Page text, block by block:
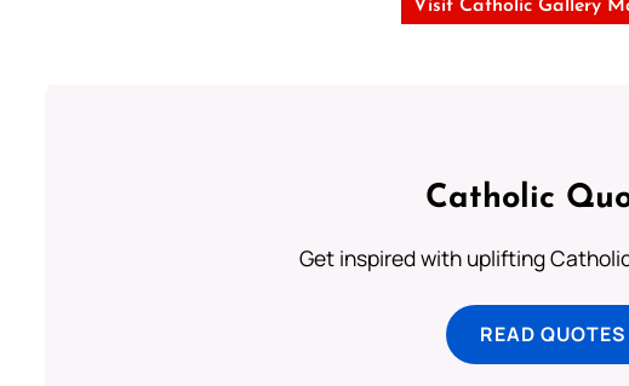
Visit Catholic Gallery
Catholic
Get inspired with uplifting
READ QUOTES